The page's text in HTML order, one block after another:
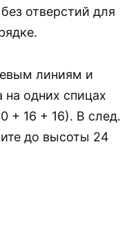
отверстий для
линиям и
на одних спицах
+ 16 + 16). В след.
до высоты 24